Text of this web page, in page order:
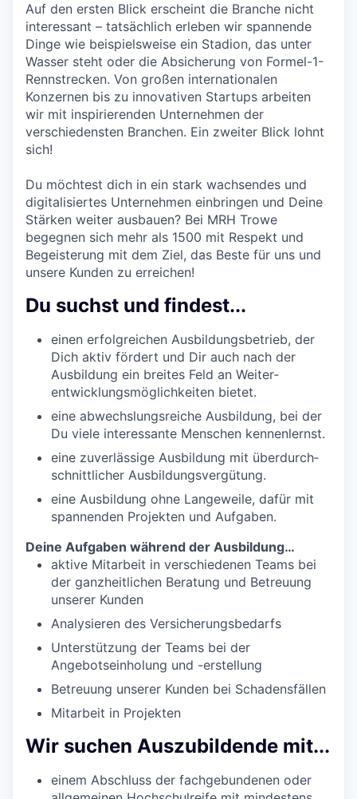
Auf den ersten Blick erscheint die Branche nicht
interessant – tatsächlich erleben wir spannende
Dinge wie beispielsweise ein Stadion, das unter
Wasser steht oder die Absicherung von Formel-1-
Rennstrecken. Von großen internationalen
Konzernen bis zu innovativen Startups arbeiten
wir mit inspirierenden Unternehmen der
verschiedensten Branchen. Ein zweiter Blick lohnt
sich!
Du möchtest dich in ein stark wachsendes und
digitalisiertes Unternehmen ein­bringen und Deine
Stärken weiter ausbauen? Bei MRH Trowe
begegnen sich mehr als 1500 mit Respekt und
Begeisterung mit dem Ziel, das Beste für uns und
unsere Kunden zu erreichen!
Du suchst und findest...
einen erfolgreichen Ausbildungs­betrieb, der
Dich aktiv fördert und Dir auch nach der
Ausbildung ein breites Feld an Weiter­
entwicklungs­möglich­keiten bietet.
eine abwechslungsreiche Aus­bildung, bei der
Du viele interessante Menschen kennen­lernst.
eine zuverlässige Ausbildung mit über­durch­
schnitt­licher Ausbildungs­vergütung.
eine Ausbildung ohne Lange­weile, dafür mit
spannenden Projekten und Aufgaben.
Deine Aufgaben während der Ausbildung…
aktive Mitarbeit in verschiedenen Teams bei
der ganzheitlichen Beratung und Betreuung
unserer Kunden
Analysieren des Versicherungsbedarfs
Unterstützung der Teams bei der
Angebotseinholung und -erstellung
Betreuung unserer Kunden bei Schadensfällen
Mitarbeit in Projekten
Wir suchen Auszubildende mit...
einem Abschluss der fach­gebundenen oder